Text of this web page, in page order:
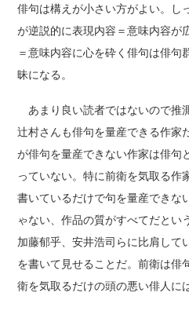
俳句は構えが小さい方がよい。し
が逆説的に表現内容＝意味内容が
＝意味内容に心を砕く俳句は俳句
昧になる。
あまり良い読者ではないので推
辻村さんも俳句を量産できる作家
が俳句を量産できない作家は俳句
っていない。特に前衛を気取る作
書いているだけで句を量産できな
ゃない、作品の質がすべてだとい
加藤郁乎、安井浩司らに比肩して
を書いて見せることだ。前衛は俳
衛を気取るだけの頭の悪い俳人に